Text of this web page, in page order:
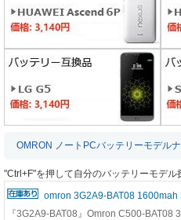
OMRON ノートPCバッテリーモデル
"Ctrl+F"を押して自分のバッテリーモデル
omron 3G2A9-BAT08 1600mah
『3G2A9-BAT08』Omron C500-BAT08